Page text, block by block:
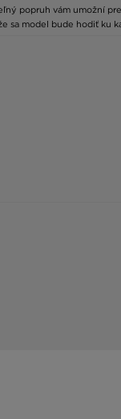
popruh vám umožní
model bude hodiť ku